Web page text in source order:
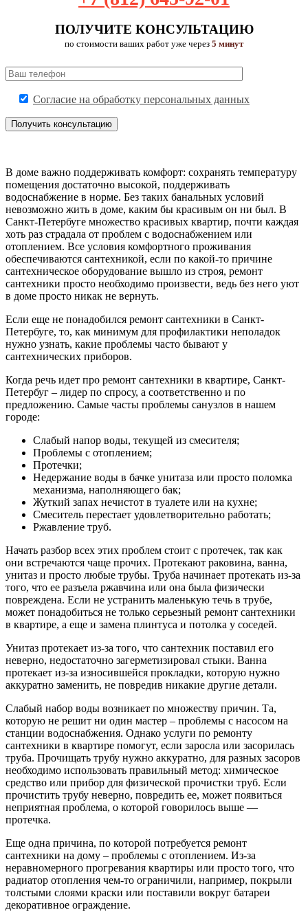
ПОЛУЧИТЕ КОНСУЛЬТАЦИЮ
по стоимости ваших работ уже через 5 минут
Согласие на обработку персональных данных
В доме важно поддерживать комфорт: сохранять температуру
помещения достаточно высокой, поддерживать
водоснабжение в норме. Без таких банальных условий
невозможно жить в доме, каким бы красивым он ни был. В
Санкт-Петербуге множество красивых квартир, почти каждая
хоть раз страдала от проблем с водоснабжением или
отоплением. Все условия комфортного проживания
обеспечиваются сантехникой, если по какой-то причине
сантехническое оборудование вышло из строя, ремонт
сантехники просто необходимо произвести, ведь без него уют
в доме просто никак не вернуть.
Если еще не понадобился ремонт сантехники в Санкт-
Петербуге, то, как минимум для профилактики неполадок
нужно узнать, какие проблемы часто бывают у
сантехнических приборов.
Когда речь идет про ремонт сантехники в квартире, Санкт-
Петербуг – лидер по спросу, а соответственно и по
предложению. Самые часты проблемы санузлов в нашем
городе:
Слабый напор воды, текущей из смесителя;
Проблемы с отоплением;
Протечки;
Недержание воды в бачке унитаза или просто поломка
механизма, наполняющего бак;
Жуткий запах нечистот в туалете или на кухне;
Смеситель перестает удовлетворительно работать;
Ржавление труб.
Начать разбор всех этих проблем стоит с протечек, так как
они встречаются чаще прочих. Протекают раковина, ванна,
унитаз и просто любые трубы. Труба начинает протекать из-за
того, что ее разъела ржавчина или она была физически
повреждена. Если не устранить маленькую течь в трубе,
может понадобиться не только серьезный ремонт сантехники
в квартире, а еще и замена плинтуса и потолка у соседей.
Унитаз протекает из-за того, что сантехник поставил его
неверно, недостаточно загерметизировал стыки. Ванна
протекает из-за износившейся прокладки, которую нужно
аккуратно заменить, не повредив никакие другие детали.
Слабый набор воды возникает по множеству причин. Та,
которую не решит ни один мастер – проблемы с насосом на
станции водоснабжения. Однако услуги по ремонту
сантехники в квартире помогут, если заросла или засорилась
труба. Прочищать трубу нужно аккуратно, для разных засоров
необходимо использовать правильный метод: химическое
средство или прибор для физической прочистки труб. Если
прочистить трубу неверно, повредить ее, может появиться
неприятная проблема, о которой говорилось выше —
протечка.
Еще одна причина, по которой потребуется ремонт
сантехники на дому – проблемы с отоплением. Из-за
неравномерного прогревания квартиры или просто того, что
радиатор отопления чем-то ограничили, например, покрыли
толстыми слоями краски или поставили вокруг батареи
декоративное ограждение.